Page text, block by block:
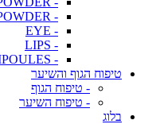
- BLUSH & HIGHLIGHT POWDER
- EYE
- LIPS
- AMPOULES
טיפוח הגוף והשיער
- טיפוח הגוף
- טיפוח השיער
בלוג